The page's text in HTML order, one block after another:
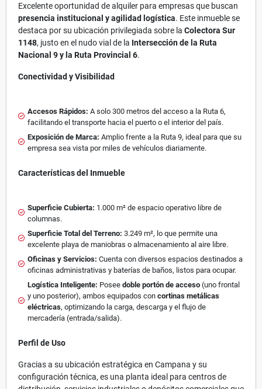
Excelente oportunidad de alquiler para empresas que buscan
presencia institucional y agilidad logística. Este inmueble se
destaca por su ubicación privilegiada sobre la Colectora Sur
1148, justo en el nudo vial de la Intersección de la Ruta
Nacional 9 y la Ruta Provincial 6.
Conectividad y Visibilidad
Accesos Rápidos: A solo 300 metros del acceso a la Ruta 6,
facilitando el transporte hacia el puerto o el interior del país.
Exposición de Marca: Amplio frente a la Ruta 9, ideal para que su
empresa sea vista por miles de vehículos diariamente.
Características del Inmueble
Superficie Cubierta: 1.000 m² de espacio operativo libre de
columnas.
Superficie Total del Terreno: 3.249 m², lo que permite una
excelente playa de maniobras o almacenamiento al aire libre.
Oficinas y Servicios: Cuenta con diversos espacios destinados a
oficinas administrativas y baterías de baños, listos para ocupar.
Logística Inteligente: Posee doble portón de acceso (uno frontal
y uno posterior), ambos equipados con cortinas metálicas
eléctricas, optimizando la carga, descarga y el flujo de
mercadería (entrada/salida).
Perfil de Uso
Gracias a su ubicación estratégica en Campana y su
configuración técnica, es una planta ideal para centros de